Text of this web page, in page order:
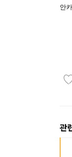
안
관